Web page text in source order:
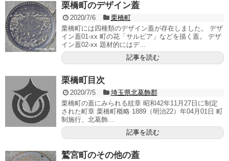
栗橋町のデザイン蓋
2020/7/6
栗橋町
栗橋町には四種類のデザイン蓋が存在しました。 デザ
イン蓋01-xx 町の花「サルビア」などを描く蓋。 デザ
イン蓋02-xx 題材的にはデ...
記事を読む
栗橋町目次
2020/7/5
埼玉県北葛飾郡
栗橋町の蓋にみられる紋章 昭和42年11月27日に制定
された町章 栗橋町概略 1889（明治22）年04月01日 町
制施行、北葛飾...
記事を読む
鷲宮町のその他の蓋